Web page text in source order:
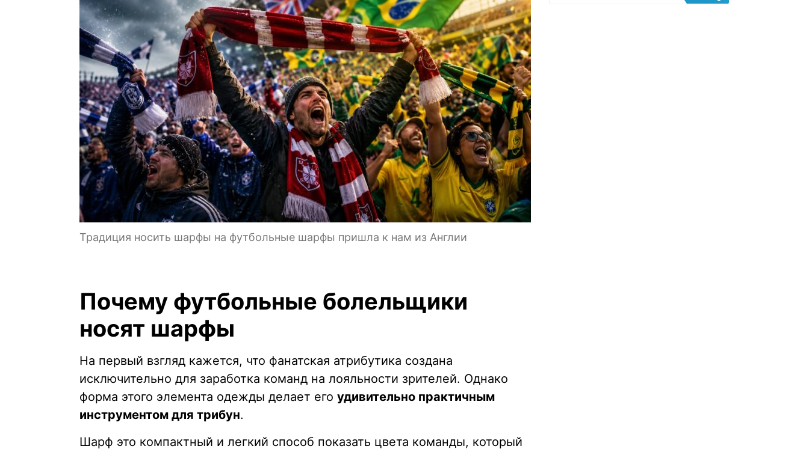
Традиция носить шарфы на футбольные шарфы пришла к нам из Англии
Почему футбольные болельщики
носят шарфы
На первый взгляд кажется, что фанатская атрибутика создана
исключительно для заработка команд на лояльности зрителей. Однако
форма этого элемента одежды делает его удивительно практичным
инструментом для трибун.
Шарф это компактный и легкий способ показать цвета команды, который